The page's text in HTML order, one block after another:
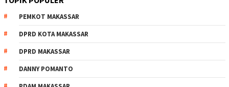
PEMKOT MAKASSAR
DPRD KOTA MAKASSAR
DPRD MAKASSAR
DANNY POMANTO